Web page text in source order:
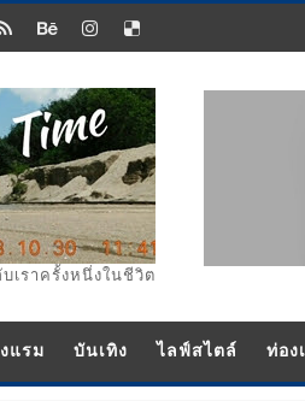
เราครั้งหนึ่งในชีวิต
แรม บันเทิง ไลฟ์สไตล์ ท่อง